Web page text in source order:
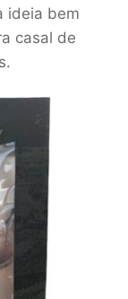
ideia bem
casal de